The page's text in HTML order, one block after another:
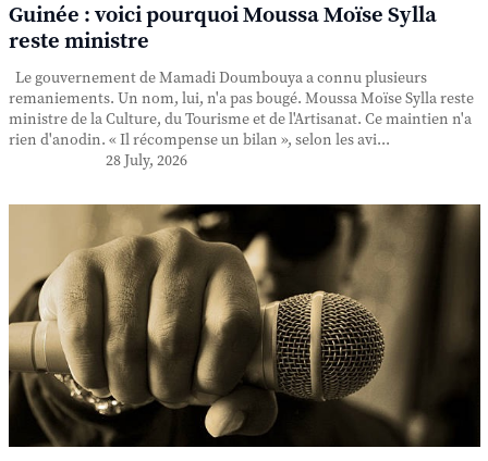
Guinée : voici pourquoi Moussa Moïse Sylla
reste ministre
Le gouvernement de Mamadi Doumbouya a connu plusieurs
remaniements. Un nom, lui, n'a pas bougé. Moussa Moïse Sylla reste
ministre de la Culture, du Tourisme et de l'Artisanat. Ce maintien n'a
rien d'anodin. « Il récompense un bilan », selon les avi...
28 July, 2026